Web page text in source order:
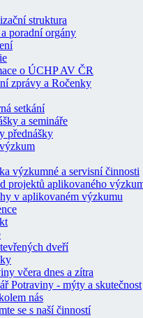
struktura
poradní orgány
o ÚCHP AV ČR
zprávy a Ročenky
setkání
a semináře
přednášky
výzkumné a servisní činnosti
projektů aplikovaného
v aplikovaném výzkumu
dveří
včera dnes a zítra
Potraviny - mýty a skutečnost
nás
se s naší činností